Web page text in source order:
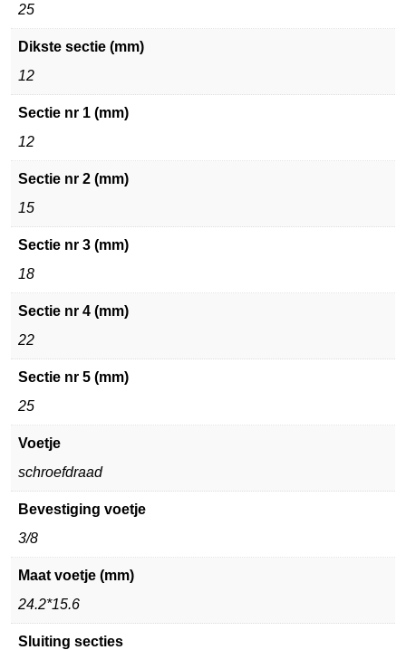
25
Dikste sectie (mm)
12
Sectie nr 1 (mm)
12
Sectie nr 2 (mm)
15
Sectie nr 3 (mm)
18
Sectie nr 4 (mm)
22
Sectie nr 5 (mm)
25
Voetje
schroefdraad
Bevestiging voetje
3/8
Maat voetje (mm)
24.2*15.6
Sluiting secties